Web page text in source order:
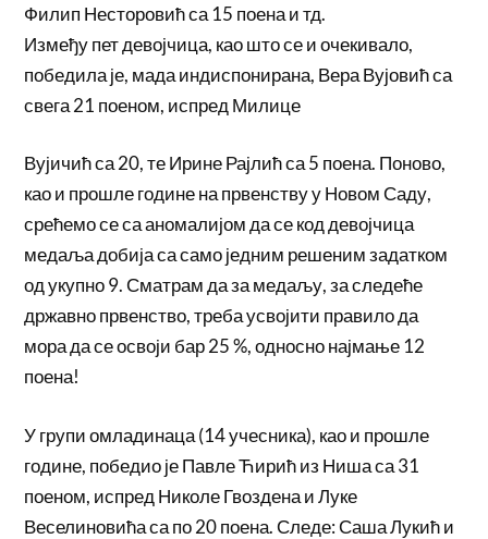
Филип Несторовић са 15 поена и тд.
Између пет девојчица, као што се и очекивало,
победила је, мада индиспонирана, Вера Вујовић са
свега 21 поеном, испред Милице
Вујичић са 20, те Ирине Рајлић са 5 поена. Поново,
као и прошле године на првенству у Новом Саду,
срећемо се са аномалијом да се код девојчица
медаља добија са само једним решеним задатком
од укупно 9. Сматрам да за медаљу, за следеће
државно првенство, треба усвојити правило да
мора да се освоји бар 25 %, односно најмање 12
поена!
У групи омладинаца (14 учесника), као и прошле
године, победио је Павле Ћирић из Ниша са 31
поеном, испред Николе Гвоздена и Луке
Веселиновића са по 20 поена. Следе: Саша Лукић и